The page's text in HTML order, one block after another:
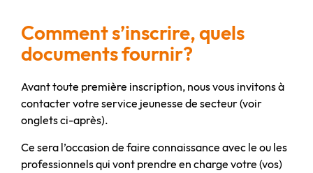
Comment s’inscrire, quels
documents fournir?
Avant toute première inscription, nous vous invitons à
contacter votre service jeunesse de secteur (voir
onglets ci-après).
Ce sera l’occasion de faire connaissance avec le ou les
professionnels qui vont prendre en charge votre (vos)